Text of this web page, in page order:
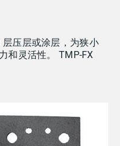
层压层或涂层，为狭小
和灵活性。 TMP-FX